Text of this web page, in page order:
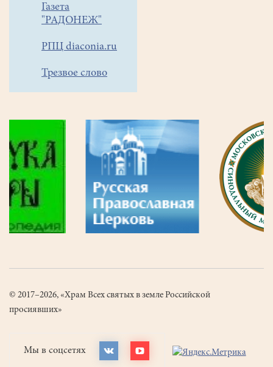
Газета
"РАДОНЕЖ"
РПЦ diaconia.ru
Трезвое слово
© 2017–2026, «Храм Всех святых в земле Российской
просиявших»
Мы в соцсетях